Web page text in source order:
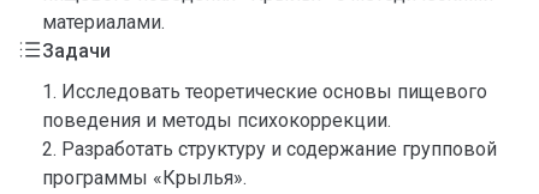
материалами.
Задачи
1. Исследовать теоретические основы пищевого
поведения и методы психокоррекции.
2. Разработать структуру и содержание групповой
программы «Крылья».